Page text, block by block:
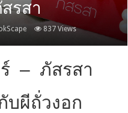
รสา
837 Views
– ภัสรสา
ผีถั่วงอก